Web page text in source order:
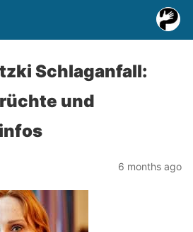
Schlaganfall:
und
6 months ago